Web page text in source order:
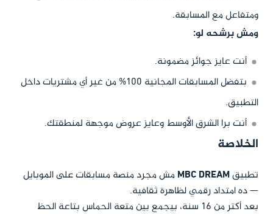
ومتفاعل مع المسابقة.
ومش برشحه لو:
أنت عايز جوائز مضمونة.
بتفضل المسابقات المجانية 100% من غير أي مشتريات داخل
التطبيق.
أنت برا الشرق الأوسط وعايز عروض موجهة لمنطقتك.
الخلاصة
تطبيقMBC DREAMمش مجرد منصة مسابقات على الموبايل
— ده امتداد رقمي لظاهرة ثقافية.
بعد أكتر من 16 سنة، بيجمع بين متعة الحماس بتاعة الحظ